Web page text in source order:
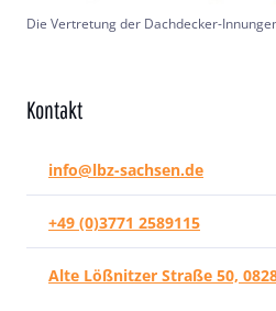
Die Vertretung der Dachdecker-
Kontakt
info@lbz-sachsen.de
+49 (0)3771 2589115
Alte Lößnitzer Straße 50,